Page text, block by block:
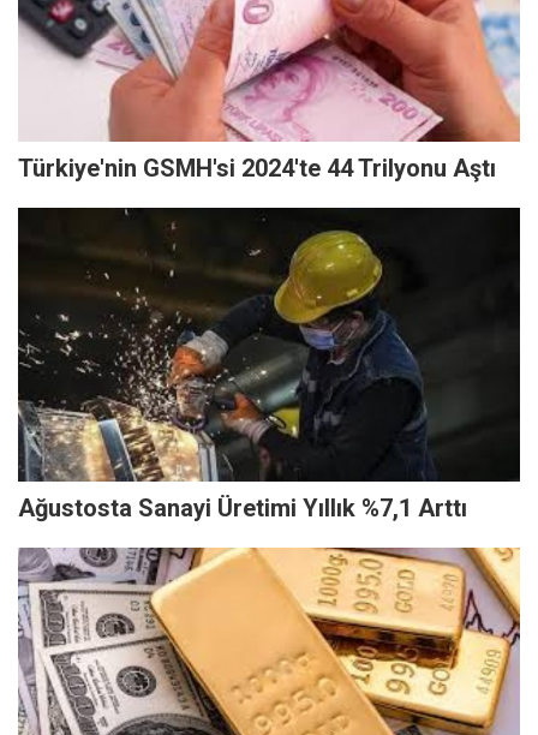
Türkiye'nin GSMH'si 2024'te 44 Trilyonu Aştı
Ağustosta Sanayi Üretimi Yıllık %7,1 Arttı